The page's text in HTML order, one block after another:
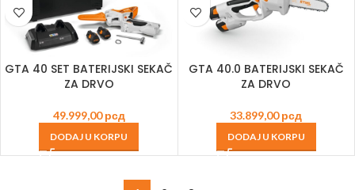
GTA 40 SET BATERIJSKI SEKAČ
ZA DRVO
49.999,00рсд
DODAJ U KORPU
GTA 40.0 BATERIJSKI SEKAČ
ZA DRVO
33.899,00рсд
DODAJ U KORPU